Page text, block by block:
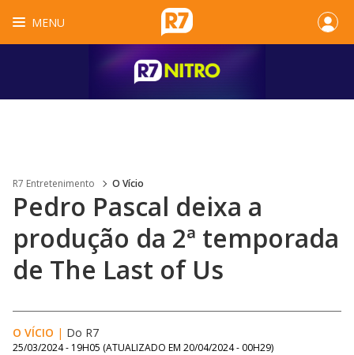
MENU
R7 Entretenimento O Vício
Pedro Pascal deixa a
produção da 2ª temporada
de The Last of Us
O VÍCIO | Do R7
25/03/2024 - 19H05 (ATUALIZADO EM 20/04/2024 - 00H29)